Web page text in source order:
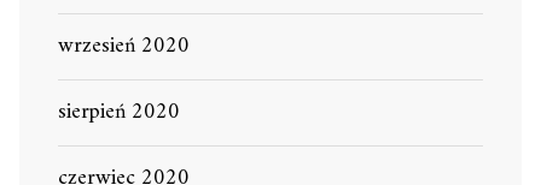
wrzesień 2020
sierpień 2020